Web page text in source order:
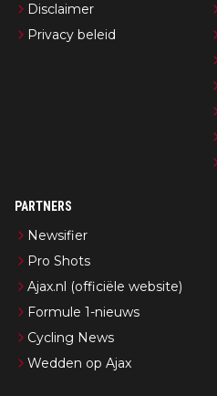
Disclaimer
Privacy beleid
PARTNERS
Newsifier
Pro Shots
Ajax.nl (officiële website)
Formule 1-nieuws
Cycling News
Wedden op Ajax